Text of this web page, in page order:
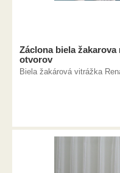
Záclona biela žakarova
otvorov
Biela žakárová vitrážka